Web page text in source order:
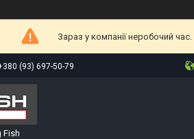
Зараз у компанії неробочий
(93) 697-50-79
Fish